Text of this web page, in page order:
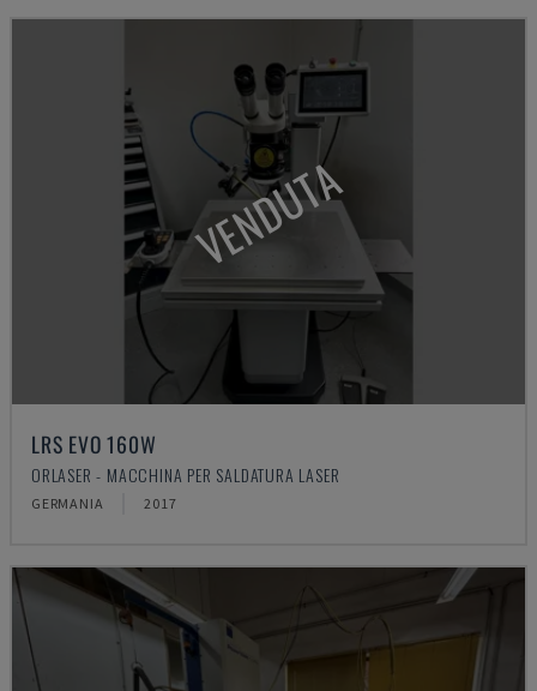
VENDUTA
LRS EVO 160W
ORLASER - MACCHINA PER SALDATURA LASER
GERMANIA 2017